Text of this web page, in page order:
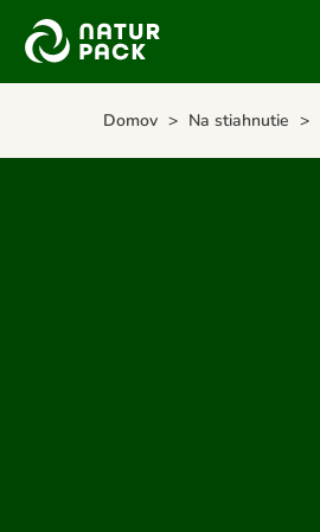
Domov Na stiahnutie